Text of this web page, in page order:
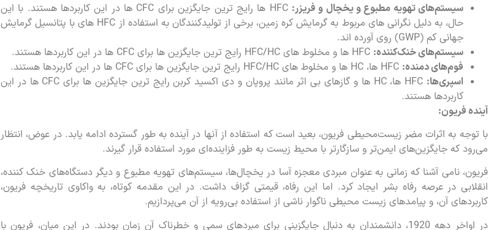
سیستم‌های تهویه مطبوع و یخچال و فریزر:
HFC ها رایج ترین جایگزین برای CFC ها در این کاربردها هستند. با این
حال، به دلیل نگرانی های مربوط به گرمایش کره زمین، برخی از تولیدکنندگان به استفاده از HFC های با پتانسیل گرمایش
جهانی کم (GWP) روی آورده اند.
سیستم‌های خنک‌کننده:
فوم‌های دمنده:
اسپری‌ها:
HFC ها، HC ها و گازهای بی اثر مانند پروپان و دی اکسید کربن رایج ترین جایگزین ها برای CFC ها در این
کاربردها هستند.
آینده فریون:
با توجه به اثرات مضر زیست‌محیطی فریون، بعید است که استفاده از آنها در آینده به طور گسترده ادامه یابد. در عوض، انتظار
می‌رود که جایگزین‌های ایمن‌تر و سازگارتر با محیط زیست به طور فزاینده‌ای مورد استفاده قرار گیرند.
فریون، نامی آشنا که زمانی به عنوان مبردی معجزه آسا در یخچال‌ها، سیستم‌های تهویه مطبوع و دیگر دستگاه‌های خنک کننده،
انقلابی در عرصه رفاه بشر ایجاد کرد. اما این رفاه، قیمتی گزاف داشت. در این مقدمه کوتاه، به واکاوی تاریخچه فریون،
کاربردهای آن، و پیامدهای زیست محیطی ناگوار ناشی از استفاده بی‌رویه از آن می‌پردازیم.
در اواخر دهه 1920، دانشمندان به دنبال جایگزینی برای مبردهای سمی و خطرناک آن زمان بودند. در این میان، فریون با